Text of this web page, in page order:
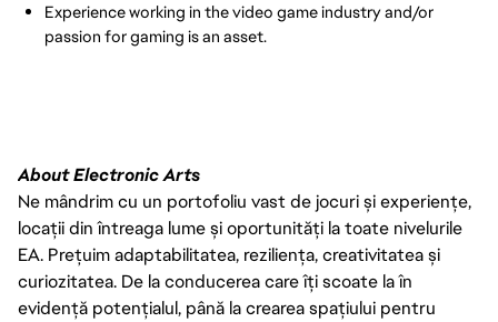
Experience working in the video game industry and/or
passion for gaming is an asset.
About Electronic Arts
Ne mândrim cu un portofoliu vast de jocuri și experiențe,
locații din întreaga lume și oportunități la toate nivelurile
EA. Prețuim adaptabilitatea, reziliența, creativitatea și
curiozitatea. De la conducerea care îți scoate la în
evidență potențialul, până la crearea spațiului pentru